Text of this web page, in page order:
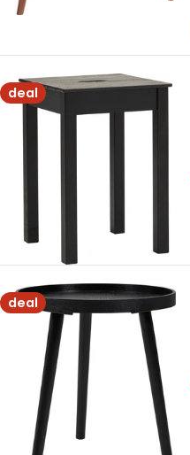
deal
deal